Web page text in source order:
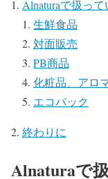
Alnaturaで扱っ
生鮮食品
対面販売
PB商品
化粧品、アロ
エコバック
終わりに
Alnaturaで